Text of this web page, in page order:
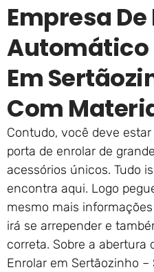
Empresa
Automático
Em
Com
Contudo, você deve
porta de enrolar de
acessórios únicos. Tudo
encontra aqui. Logo
mesmo mais
irá se arrepender e
correta. Sobre a abertura
Enrolar em Sertãozinho